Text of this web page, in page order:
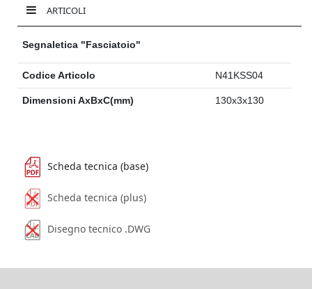
ARTICOLI
Segnaletica "Fasciatoio"
Codice Articolo N41KSS04
Dimensioni AxBxC(mm) 130x3x130
Scheda tecnica (base)
Scheda tecnica (plus)
Disegno tecnico .DWG